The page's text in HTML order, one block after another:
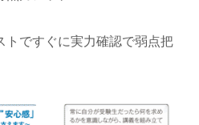
ですぐに実⼒確認で弱点把